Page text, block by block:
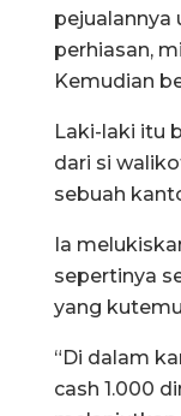
pejualannya
perhiasan,
Kemudian
Laki-laki itu
dari si
sebuah
Ia
sepertinya
yang
“Di dalam
cash 1.000